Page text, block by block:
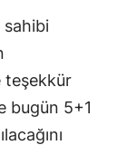
sahibi
teşekkür
bugün 5+1